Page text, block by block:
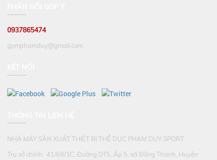
0937865474
gymphamduy@gmail.com
NHÀ MÁY SẢN XUẤT THIẾT BỊ THỂ DỤC PHẠM DUY SPORT
Trụ sở chính: 41/68/3C, Đường DT5, Ấp 5, xã Đông Thạnh, Huyện